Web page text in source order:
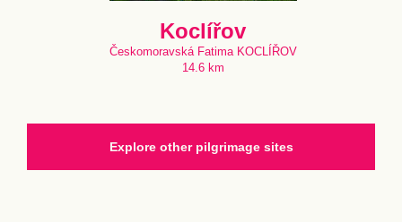
Koclířov
Českomoravská Fatima KOCLÍŘOV
14.6 km
Explore other pilgrimage sites